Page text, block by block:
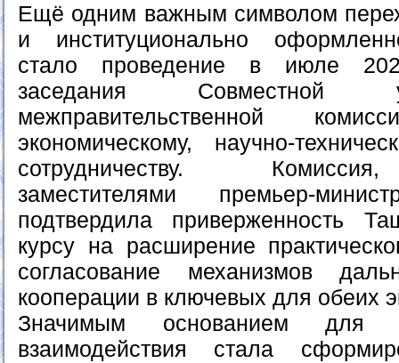
Ещё одним важным символом
и институционально
стало проведение в июле
заседания Совместной
межправительственной
экономическому, научно-
сотрудничеству.
заместителями премьер-
подтвердила приверженность
курсу на расширение
согласование механизмов
кооперации в ключевых для обеих
Значимым основанием для
взаимодействия стала